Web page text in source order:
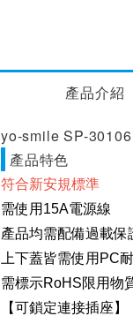
產品介紹
yo-smile SP-
產品特色
符合新安規標準
需使用15A電源線
產品均需配備過載保
上下蓋皆需使用PC
需標示RoHS限用物
【可鎖定連接插座】